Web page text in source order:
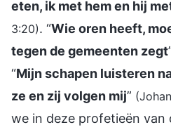
eten, ik met hem en hij
3:20). “Wie oren heeft,
tegen de gemeenten zegt
“Mijn schapen luisteren
ze en zij volgen mij”
we in deze profetieën van